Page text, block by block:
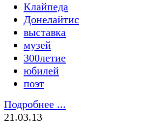
Клайпеда
Донелайтис
выставка
музей
300летие
юбилей
поэт
Подробнее ...
21.03.13